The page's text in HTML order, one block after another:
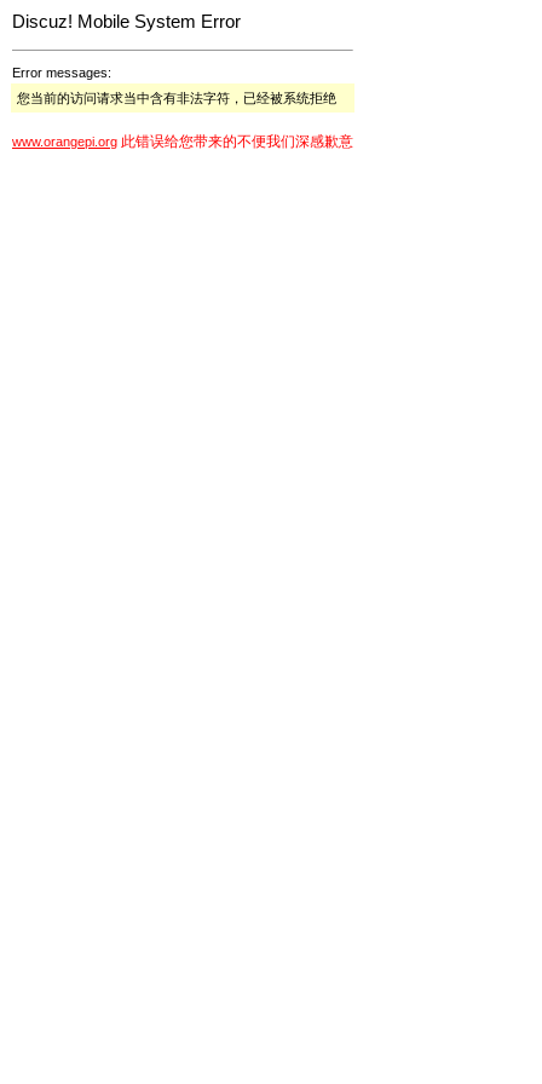
Discuz! Mobile System Error
Error messages:
您当前的访问请求当中含有非法字符，已经被系统拒绝
www.orangepi.org 此错误给您带来的不便我们深感歉意